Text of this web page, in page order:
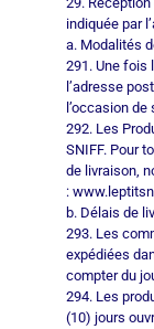
indiquée par
a. Modalités
291. Une fois
l’adresse
l’occasion
292. Les
SNIFF. Pour
de livraison,
:
b. Délais de
293. Les
expédiées
compter du
294. Les
(10) jours